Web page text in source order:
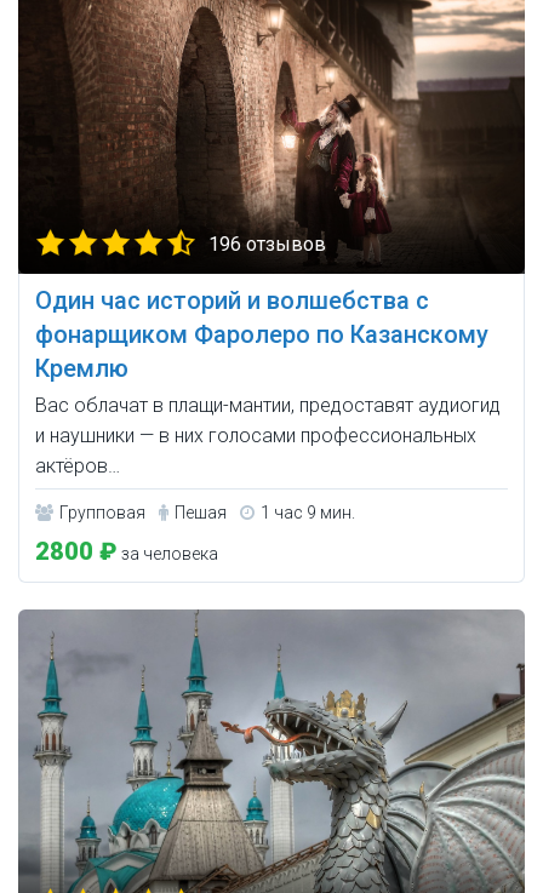
196 отзывов
Один час историй и волшебства с
фонарщиком Фаролеро по Казанскому
Кремлю
Вас облачат в плащи-мантии, предоставят аудиогид
и наушники — в них голосами профессиональных
актёров…
Групповая Пешая 1 час 9 мин.
2800 ₽ за человека